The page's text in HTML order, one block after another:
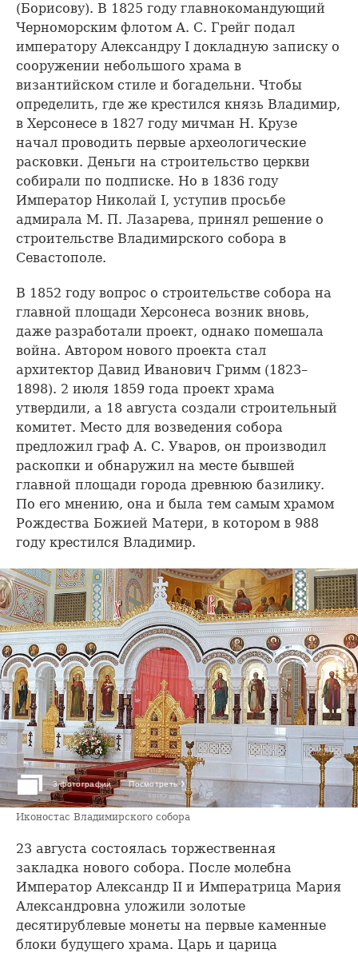
(Борисову). В 1825 году главнокомандующий
Черноморским флотом А. С. Грейг подал
императору Александру I докладную записку о
сооружении небольшого храма в
византийском стиле и богадельни. Чтобы
определить, где же крестился князь Владимир,
в Херсонесе в 1827 году мичман Н. Крузе
начал проводить первые археологические
расковки. Деньги на строительство церкви
собирали по подписке. Но в 1836 году
Император Николай I, уступив просьбе
адмирала М. П. Лазарева, принял решение о
строительстве Владимирского собора в
Севастополе.
В 1852 году вопрос о строительстве собора на
главной площади Херсонеса возник вновь,
даже разработали проект, однако помешала
война. Автором нового проекта стал
архитектор Давид Иванович Гримм (1823–
1898). 2 июля 1859 года проект храма
утвердили, а 18 августа создали строительный
комитет. Место для возведения собора
предложил граф А. С. Уваров, он производил
раскопки и обнаружил на месте бывшей
главной площади города древнюю базилику.
По его мнению, она и была тем самым храмом
Рождества Божией Матери, в котором в 988
году крестился Владимир.
3 фотографии Посмотреть ›
Иконостас Владимирского собора
23 августа состоялась торжественная
закладка нового собора. После молебна
Император Александр II и Императрица Мария
Александровна уложили золотые
десятирублевые монеты на первые каменные
блоки будущего храма. Царь и царица